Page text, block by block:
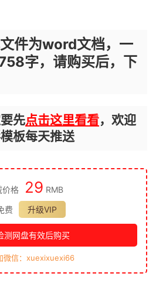
件为word文档，一
字，请购买后，下
先点击这里看看，欢迎
板每天推送
价格 29 RMB
费
升级VIP
测网盘有效后购买
微信：xuexixuexi66